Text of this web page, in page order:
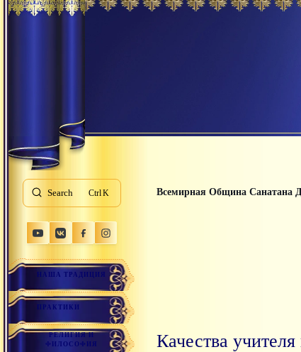
Search K
НАША ТРАДИЦИЯ
ПРАКТИКИ
РЕЛИГИЯ И
ФИЛОСОФИЯ
Всемирная Община Санатана
Качества